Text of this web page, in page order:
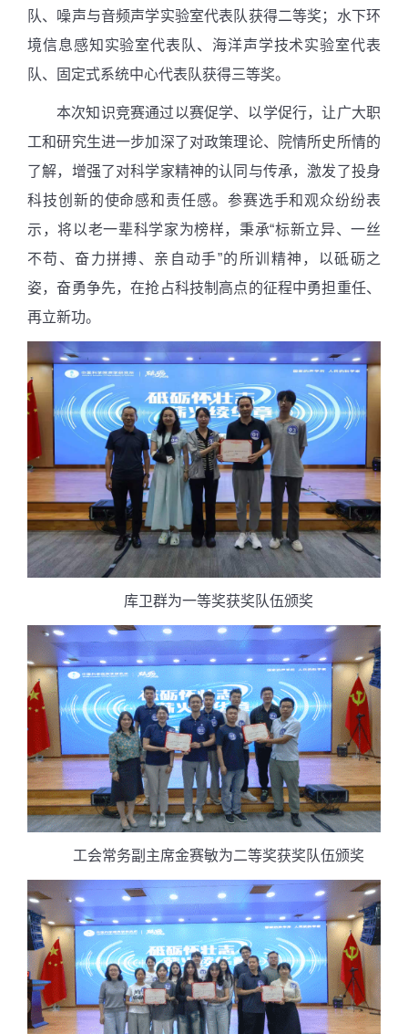
队、噪声与音频声学实验室代表队获得二等奖；水下环
境信息感知实验室代表队、海洋声学技术实验室代表
队、固定式系统中心代表队获得三等奖。
本次知识竞赛通过以赛促学、以学促行，让广大职
工和研究生进一步加深了对政策理论、院情所史所情的
了解，增强了对科学家精神的认同与传承，激发了投身
科技创新的使命感和责任感。参赛选手和观众纷纷表
示，将以老一辈科学家为榜样，秉承“标新立异、一丝
不苟、奋力拼搏、亲自动手”的所训精神，以砥砺之
姿，奋勇争先，在抢占科技制高点的征程中勇担重任、
再立新功。
库卫群为一等奖获奖队伍颁奖
工会常务副主席金赛敏为二等奖获奖队伍颁奖